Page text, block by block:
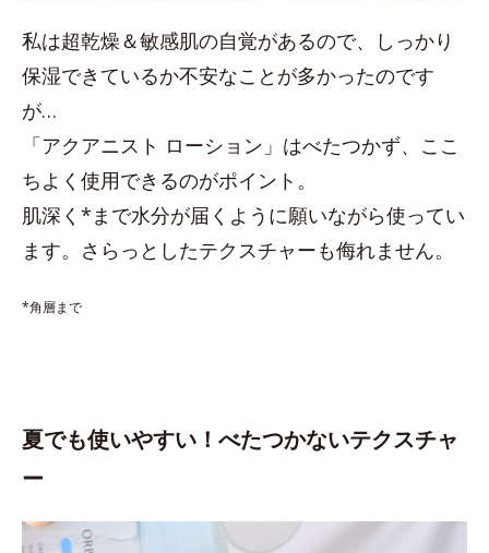
私は超乾燥＆敏感肌の自覚があるので、しっかり
保湿できているか不安なことが多かったのです
が…
「アクアニスト ローション」はべたつかず、ここ
ちよく使用できるのがポイント。
肌深く*まで水分が届くように願いながら使ってい
ます。さらっとしたテクスチャーも侮れません。
*角層まで
夏でも使いやすい！べたつかないテクスチャ
ー